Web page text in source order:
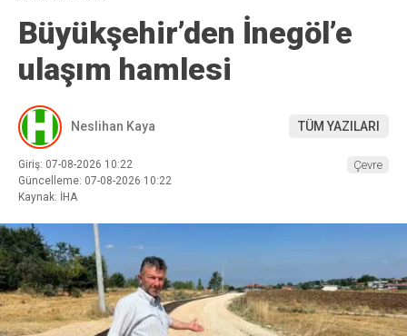
Büyükşehir’den İnegöl’e
ulaşım hamlesi
Neslihan Kaya TÜM YAZILARI
Giriş: 07-08-2026 10:22
Güncelleme: 07-08-2026 10:22
Kaynak: İHA
Çevre